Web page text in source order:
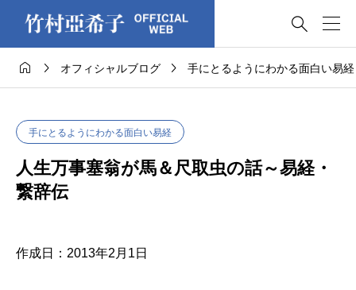

  オフィシャルブログ  手にとるようにわかる面白い易経
手にとるようにわかる面白い易経
人生万事塞翁が馬＆尺取虫の話～易経・
繋辞伝
作成日：2013年2月1日